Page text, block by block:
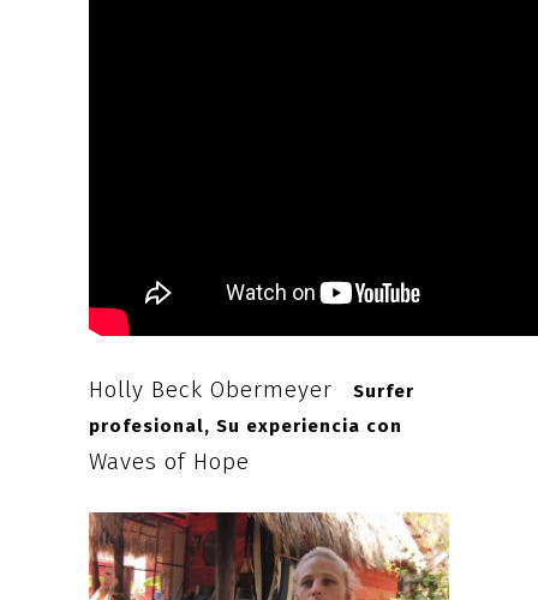
Holly Beck Obermeyer
Surfer
profesional, Su experiencia con
Waves of Hope